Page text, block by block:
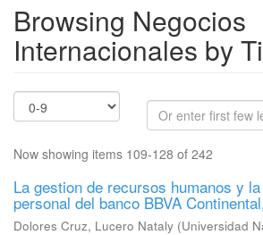
Browsing Negocios
Internacionales by
Now showing items 109-128 of 242
La gestion de recursos humanos y
personal del banco BBVA
Dolores Cruz, Lucero Nataly (Universidad